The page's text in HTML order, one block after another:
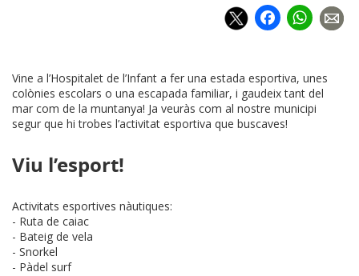
Vine a l’Hospitalet de l’Infant a fer una estada esportiva, unes
colònies escolars o una escapada familiar, i gaudeix tant del
mar com de la muntanya! Ja veuràs com al nostre municipi
segur que hi trobes l’activitat esportiva que buscaves!
Viu l’esport!
Activitats esportives nàutiques:
- Ruta de caiac
- Bateig de vela
- Snorkel
- Pàdel surf